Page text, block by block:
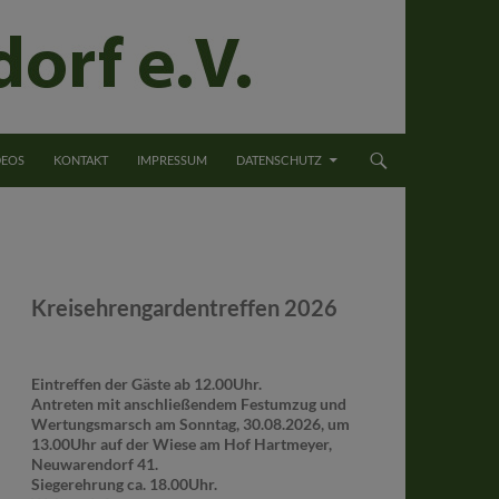
KONTAKT IMPRESSUM DATENSCHUTZ
Kreisehrengardentreffen 2026
Eintreffen der Gäste ab 12.00Uhr.
Antreten mit anschließendem Festumzug und
Wertungsmarsch am Sonntag, 30.08.2026, um
13.00Uhr auf der Wiese am Hof Hartmeyer,
Neuwarendorf 41.
Siegerehrung ca. 18.00Uhr.